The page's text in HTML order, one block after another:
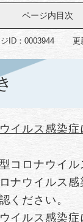
ページ内目次
ID：0003944 更
イルス感染
コロナウイ
ナウイルス
ください。
イルス感染症